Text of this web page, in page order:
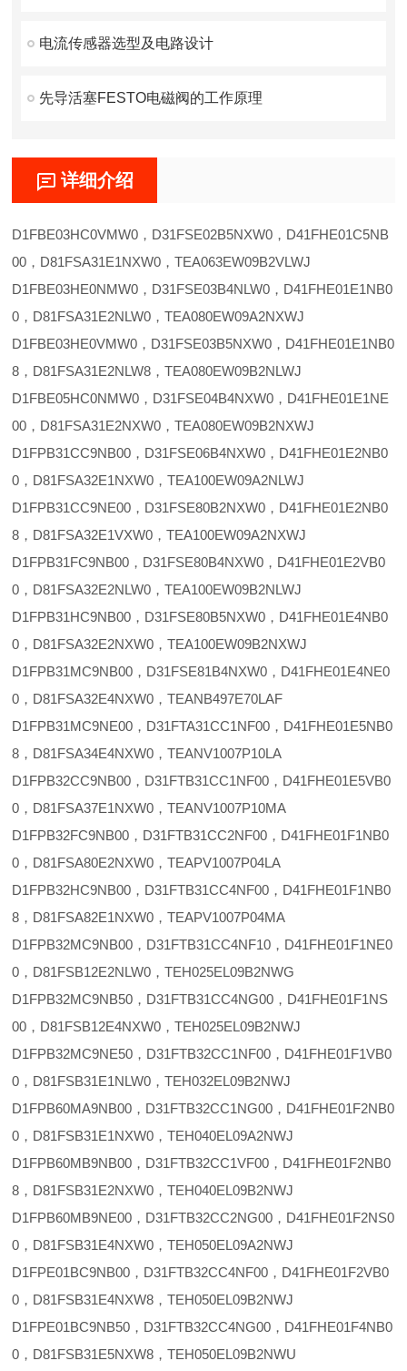
电流传感器选型及电路设计
先导活塞FESTO电磁阀的工作原理
详细介绍
D1FBE03HC0VMW0，D31FSE02B5NXW0，D41FHE01C5NB
00，D81FSA31E1NXW0，TEA063EW09B2VLWJ
D1FBE03HE0NMW0，D31FSE03B4NLW0，D41FHE01E1NB0
0，D81FSA31E2NLW0，TEA080EW09A2NXWJ
D1FBE03HE0VMW0，D31FSE03B5NXW0，D41FHE01E1NB0
8，D81FSA31E2NLW8，TEA080EW09B2NLWJ
D1FBE05HC0NMW0，D31FSE04B4NXW0，D41FHE01E1NE
00，D81FSA31E2NXW0，TEA080EW09B2NXWJ
D1FPB31CC9NB00，D31FSE06B4NXW0，D41FHE01E2NB0
0，D81FSA32E1NXW0，TEA100EW09A2NLWJ
D1FPB31CC9NE00，D31FSE80B2NXW0，D41FHE01E2NB0
8，D81FSA32E1VXW0，TEA100EW09A2NXWJ
D1FPB31FC9NB00，D31FSE80B4NXW0，D41FHE01E2VB0
0，D81FSA32E2NLW0，TEA100EW09B2NLWJ
D1FPB31HC9NB00，D31FSE80B5NXW0，D41FHE01E4NB0
0，D81FSA32E2NXW0，TEA100EW09B2NXWJ
D1FPB31MC9NB00，D31FSE81B4NXW0，D41FHE01E4NE0
0，D81FSA32E4NXW0，TEANB497E70LAF
D1FPB31MC9NE00，D31FTA31CC1NF00，D41FHE01E5NB0
8，D81FSA34E4NXW0，TEANV1007P10LA
D1FPB32CC9NB00，D31FTB31CC1NF00，D41FHE01E5VB0
0，D81FSA37E1NXW0，TEANV1007P10MA
D1FPB32FC9NB00，D31FTB31CC2NF00，D41FHE01F1NB0
0，D81FSA80E2NXW0，TEAPV1007P04LA
D1FPB32HC9NB00，D31FTB31CC4NF00，D41FHE01F1NB0
8，D81FSA82E1NXW0，TEAPV1007P04MA
D1FPB32MC9NB00，D31FTB31CC4NF10，D41FHE01F1NE0
0，D81FSB12E2NLW0，TEH025EL09B2NWG
D1FPB32MC9NB50，D31FTB31CC4NG00，D41FHE01F1NS
00，D81FSB12E4NXW0，TEH025EL09B2NWJ
D1FPB32MC9NE50，D31FTB32CC1NF00，D41FHE01F1VB0
0，D81FSB31E1NLW0，TEH032EL09B2NWJ
D1FPB60MA9NB00，D31FTB32CC1NG00，D41FHE01F2NB0
0，D81FSB31E1NXW0，TEH040EL09A2NWJ
D1FPB60MB9NB00，D31FTB32CC1VF00，D41FHE01F2NB0
8，D81FSB31E2NXW0，TEH040EL09B2NWJ
D1FPB60MB9NE00，D31FTB32CC2NG00，D41FHE01F2NS0
0，D81FSB31E4NXW0，TEH050EL09A2NWJ
D1FPE01BC9NB00，D31FTB32CC4NF00，D41FHE01F2VB0
0，D81FSB31E4NXW8，TEH050EL09B2NWJ
D1FPE01BC9NB50，D31FTB32CC4NG00，D41FHE01F4NB0
0，D81FSB31E5NXW8，TEH050EL09B2NWU